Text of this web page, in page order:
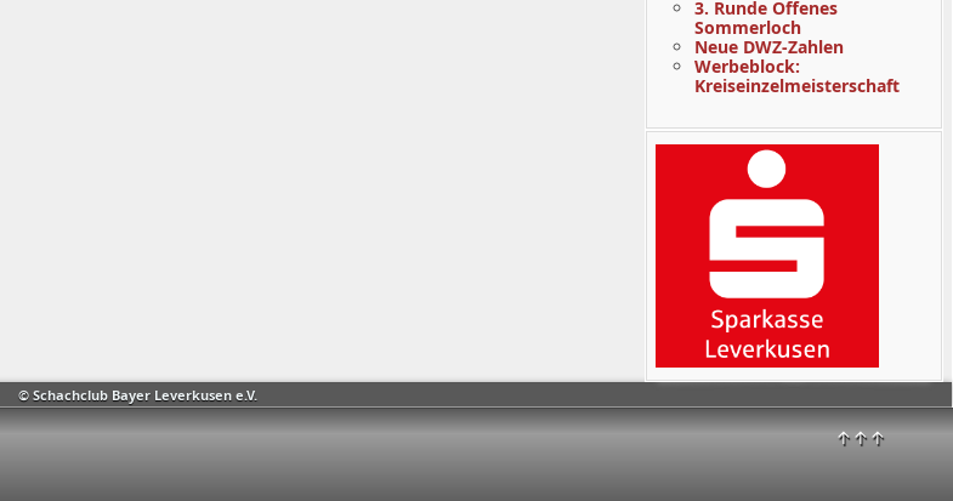
© Schachclub Bayer Leverkusen e.V.
↑↑↑
3. Runde Offenes
Sommerloch
Neue DWZ-Zahlen
Werbeblock:
Kreiseinzelmeisterschaft